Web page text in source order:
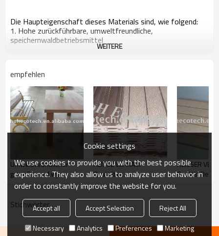
Die Haupteigenschaft dieses Materials sind, wie folgend:
1. Hohe zurückführbare, umweltfreundliche,
speichernwaldbetriebsmittel
2. mit dem Blick des natürlichen Holzes aber weniger
weniger verwerfend
4. Barfüßigfreundliches, Gleitschutz, weniger Knacken,
weniger verwerfend
5. Erfordert keinen Anstrich, kein gule, niedrige Wartung
6. Verwittern Sie beständiges, verwendbar von Mangel 40
bis 60
7. Gut gemacht von den Termiten, von den Insekten und
vom Schimmeligbeweis
8. Vorhanden in den verschiedenen Farben
9. Einfach anzubringen und zu säubern
WEITERE
empfehlen
Umweltfreundlicher
guter Entwurf wpc
Gartenschreibtisch und -
HEISSE VERKAUF
Qualitäts-
Wandumhüllung
HEISSER
Qualität
Stichwörter
Cookie settings
We use cookies to provide you with the best possible
experience. They also allow us to analyze user behavior in
order to constantly improve the website for you.
Accept all Accept Selection
Reject All
Necessary
Analytics Preferences Marketing